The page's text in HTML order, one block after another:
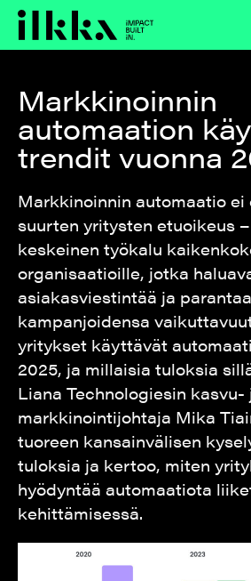
Hyppää
sisältöön
Markkinoinnin
automaation
trendit vuonna
Markkinoinnin automaatio ei
suurten yritysten etuoikeus
keskeinen työkalu
organisaatioille, jotka
asiakasviestintää ja parantaa
kampanjoidensa
yritykset käyttävät
2025, ja millaisia tuloksia
Liana Technologiesin kasvu-
markkinointijohtaja Mika
tuoreen kansainvälisen
tuloksia ja kertoo, miten
hyödyntää automaatiota
kehittämisessä.